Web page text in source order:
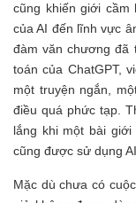
cũng khiến giới cầm
của AI đến lĩnh vực
đàm văn chương đã
toán của ChatGPT,
một truyện ngắn,
điều quá phức tạp.
lắng khi một bài
cũng được sử dụng AI.
Mặc dù chưa có